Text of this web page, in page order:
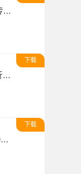
仙旅奇缘（经典传奇三职业）
下载
玩偶联盟（0.05折开局领SR侍神）
下载
烟雨逍遥（5折30倍返利版）